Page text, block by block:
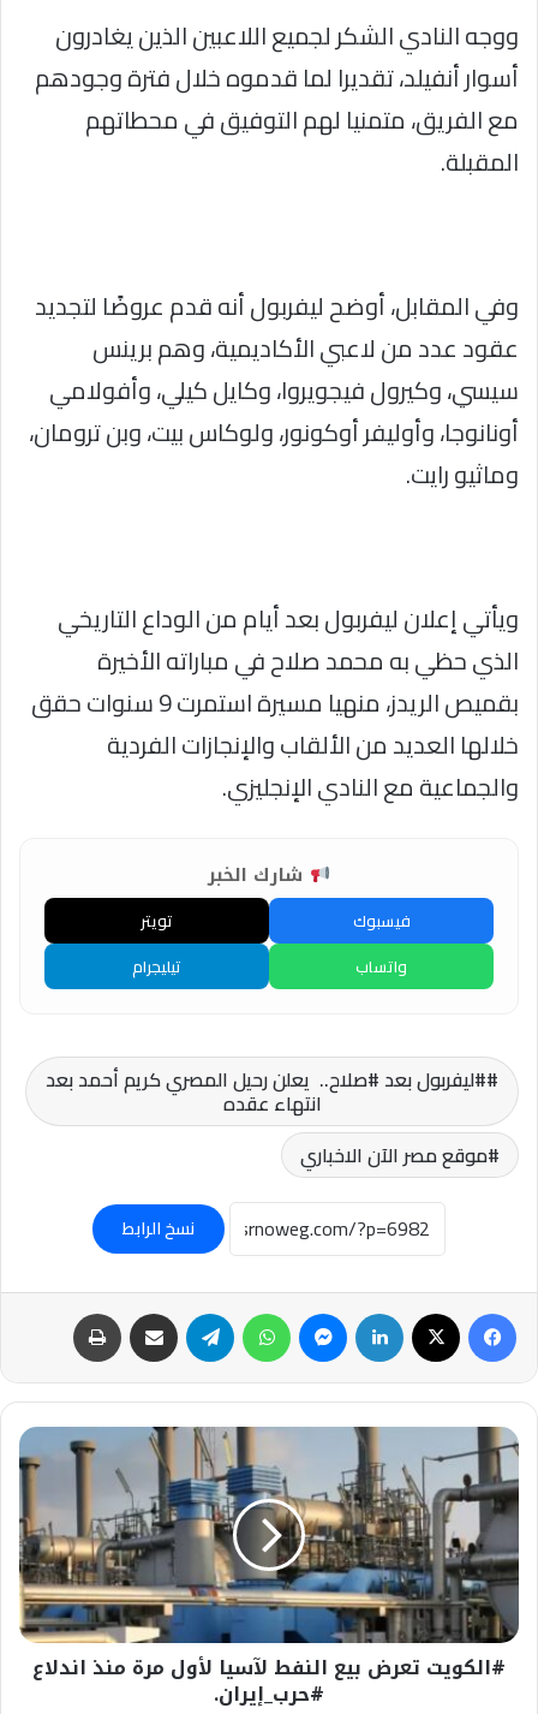
ووجه النادي الشكر لجميع اللاعبين الذين يغادرون
أسوار أنفيلد، تقديرا لما قدموه خلال فترة وجودهم
مع الفريق، متمنيا لهم التوفيق في محطاتهم
المقبلة.
وفي المقابل، أوضح ليفربول أنه قدم عروضًا لتجديد
عقود عدد من لاعبي الأكاديمية، وهم برينس
سيسي، وكيرول فيجويروا، وكايل كيلي، وأفولامي
أونانوجا، وأوليفر أوكونور، ولوكاس بيت، وبن ترومان،
وماثيو رايت.
ويأتي إعلان ليفربول بعد أيام من الوداع التاريخي
الذي حظي به محمد صلاح في مباراته الأخيرة
بقميص الريدز، منهيا مسيرة استمرت 9 سنوات حقق
خلالها العديد من الألقاب والإنجازات الفردية
والجماعية مع النادي الإنجليزي.
شارك الخبر
فيسبوك
تويتر
واتساب
تيليجرام
#ليفربول بعد #صلاح.. يعلن رحيل المصري كريم أحمد بعد
انتهاء عقده
موقع مصر الآن الاخباري
نسخ الرابط
فيسبوك لينكدإن ماسنجر واتساب تيلقرام مشاركة عبر البريد
#الكويت
تعرض
بيع
النفط
لآسيا
لأول
مرة
منذ
اندلاع
#حرب_إيران.
#الكويت تعرض بيع النفط لآسيا لأول مرة منذ اندلاع
#حرب_إيران.